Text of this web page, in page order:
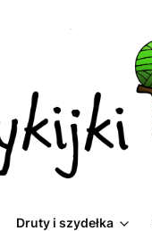
Druty i szydełka